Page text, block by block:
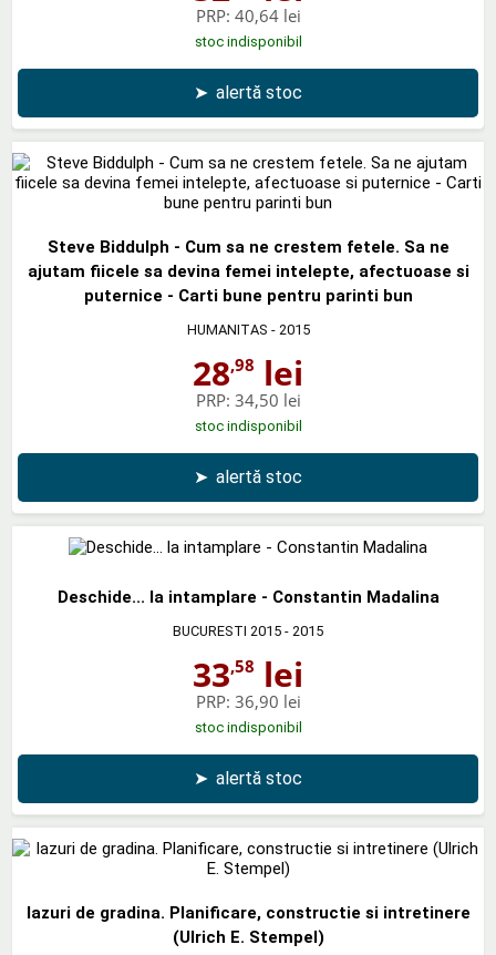
PRP: 40,64 lei
stoc indisponibil
➤ alertă stoc
Steve Biddulph - Cum sa ne crestem fetele. Sa ne
ajutam fiicele sa devina femei intelepte, afectuoase si
puternice - Carti bune pentru parinti bun
HUMANITAS - 2015
28,98 lei
PRP: 34,50 lei
stoc indisponibil
➤ alertă stoc
Deschide... la intamplare - Constantin Madalina
BUCURESTI 2015 - 2015
33,58 lei
PRP: 36,90 lei
stoc indisponibil
➤ alertă stoc
Iazuri de gradina. Planificare, constructie si intretinere
(Ulrich E. Stempel)